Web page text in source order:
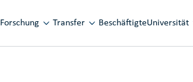
Forschung Transfer BeschäftigteUniversität